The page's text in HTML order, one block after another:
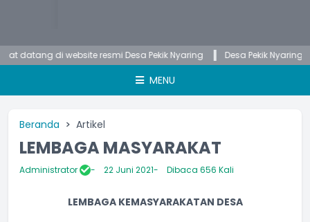
di website resmi Desa Pekik Nyaring Desa Pekik Nyaring
MENU
Beranda Artikel
LEMBAGA MASYARAKAT
Administrator 22 Juni 2021 Dibaca 656 Kali
LEMBAGA KEMASYARAKATAN DESA